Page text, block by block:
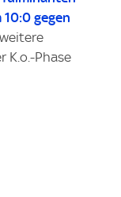
gegen
K.o.-Phase